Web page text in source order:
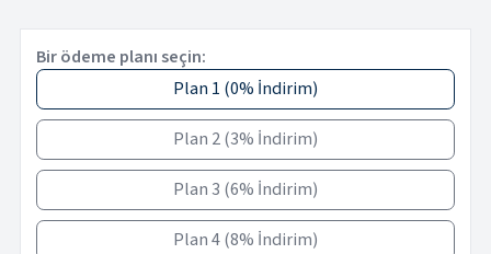
Bir ödeme planı seçin:
Plan 1 (0% İndirim)
Plan 2(3% İndirim)
Plan 3 (6% İndirim)
Plan 4(8% İndirim)